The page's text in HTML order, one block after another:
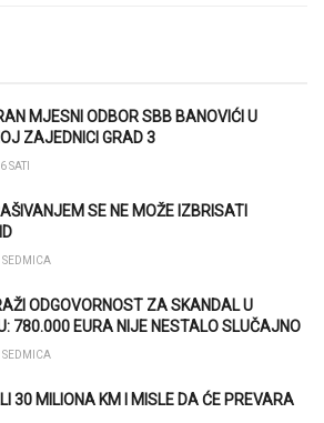
MJESNI ODBOR SBB BANOVIĆI U
ZAJEDNICI GRAD 3
SATI
SE NE MOŽE IZBRISATI
SEDMICA
ODGOVORNOST ZA SKANDAL U
780.000 EURA NIJE NESTALO SLUČAJNO
SEDMICA
30 MILIONA KM I MISLE DA ĆE PREVARA